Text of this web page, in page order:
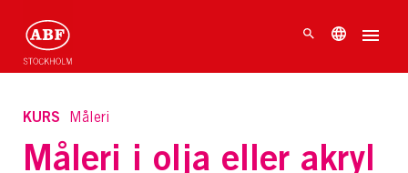
KURS Måleri
Måleri i olja eller akryl